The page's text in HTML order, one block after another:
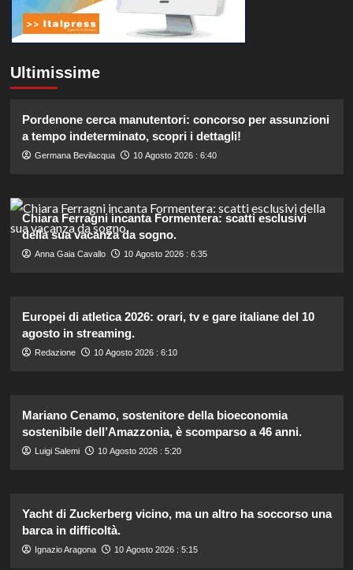
Ultimissime
Pordenone cerca manutentori: concorso per assunzioni
a tempo indeterminato, scopri i dettagli!
Germana Bevilacqua 10 Agosto 2026 : 6:40
Chiara Ferragni incanta Formentera: scatti esclusivi
della sua vacanza da sogno.
Anna Gaia Cavallo 10 Agosto 2026 : 6:35
Europei di atletica 2026: orari, tv e gare italiane del 10
agosto in streaming.
Redazione 10 Agosto 2026 : 6:10
Mariano Cenamo, sostenitore della bioeconomia
sostenibile dell’Amazzonia, è scomparso a 46 anni.
Luigi Salemi 10 Agosto 2026 : 5:20
Yacht di Zuckerberg vicino, ma un altro ha soccorso una
barca in difficoltà.
Ignazio Aragona 10 Agosto 2026 : 5:15